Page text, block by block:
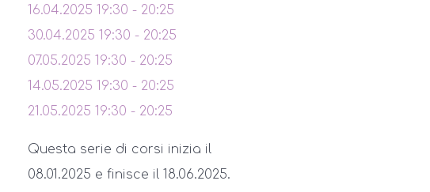
16.04.2025 19:30 - 20:25
30.04.2025 19:30 - 20:25
07.05.2025 19:30 - 20:25
14.05.2025 19:30 - 20:25
21.05.2025 19:30 - 20:25
Questa serie di corsi inizia il
08.01.2025 e finisce il 18.06.2025.